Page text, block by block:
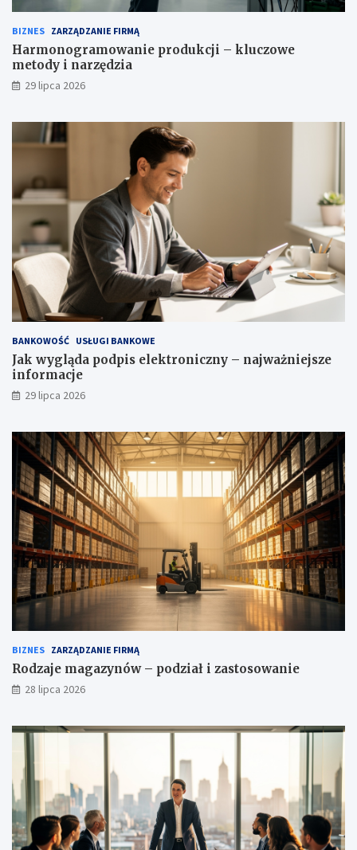
BIZNES ZARZĄDZANIE FIRMĄ
Harmonogramowanie produkcji – kluczowe
metody i narzędzia
29 lipca 2026
BANKOWOŚĆ USŁUGI BANKOWE
Jak wygląda podpis elektroniczny – najważniejsze
informacje
29 lipca 2026
BIZNES ZARZĄDZANIE FIRMĄ
Rodzaje magazynów – podział i zastosowanie
28 lipca 2026